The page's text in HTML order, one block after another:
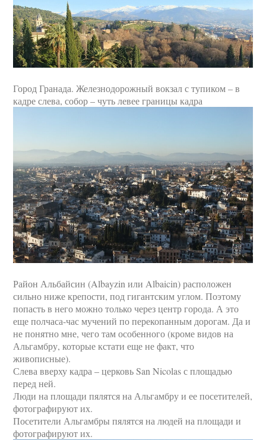
Город Гранада. Железнодорожный вокзал с тупиком – в
кадре слева, собор – чуть левее границы кадра
Район Альбайсин (Albayzin или Albaicin) расположен
сильно ниже крепости, под гигантским углом. Поэтому
попасть в него можно только через центр города. А это
еще полчаса-час мучений по перекопанным дорогам. Да и
не понятно мне, чего там особенного (кроме видов на
Альгамбру, которые кстати еще не факт, что
живописные).
Слева вверху кадра – церковь San Nicolas с площадью
перед ней.
Люди на площади пялятся на Альгамбру и ее посетителей,
фотографируют их.
Посетители Альгамбры пялятся на людей на площади и
фотографируют их.